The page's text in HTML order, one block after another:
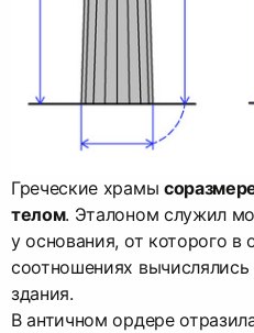
Греческие храмы
телом. Эталоном служил
у основания, от которого в
соотношениях
здания.
В античном ордере